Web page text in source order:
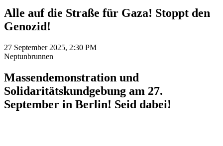
Alle auf die Straße für Gaza! Stoppt den
Genozid!
27 September 2025, 2:30 PM
Neptunbrunnen
Massendemonstration und
Solidaritätskundgebung am 27.
September in Berlin! Seid dabei!